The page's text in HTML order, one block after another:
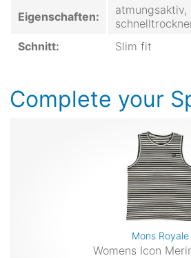
Eigenschaften:
Schnitt:
Slim fit
Complete your
Mons Royale
Womens Icon